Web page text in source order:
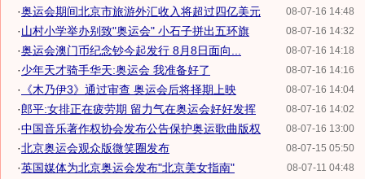
08-07-16 14:48
·奥运会期间北京市旅游外汇收入将超过四亿美元
08-07-16 14:32
·山村小学举办别致"奥运会" 小石子拼出五环旗
08-07-16 14:18
·奥运会澳门币纪念钞今起发行 8月8日面向...
08-07-16 14:16
·少年天才骑手华天:奥运会 我准备好了
08-07-16 14:04
· 《木乃伊3》通过审查 奥运会后将择期上映
08-07-16 14:02
·郎平:女排正在疲劳期 留力气在奥运会好好发挥
08-07-16 13:00
·中国音乐著作权协会发布公告保护奥运歌曲版权
08-07-15 05:50
·北京奥运会观众版微笑圈发布
08-07-11 04:48
·英国媒体为北京奥运会发布"北京美女指南"